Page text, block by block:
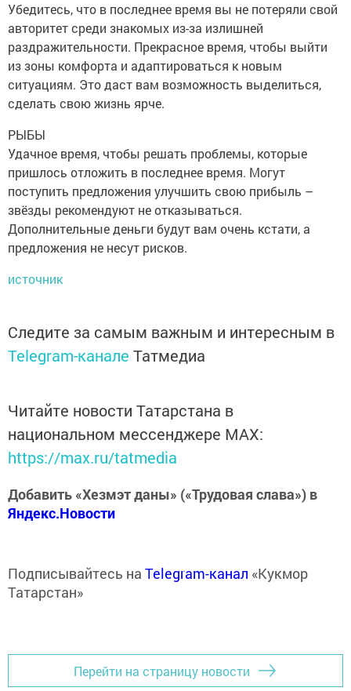
Убедитесь, что в последнее время вы не потеряли свой
авторитет среди знакомых из-за излишней
раздражительности. Прекрасное время, чтобы выйти
из зоны комфорта и адаптироваться к новым
ситуациям. Это даст вам возможность выделиться,
сделать свою жизнь ярче.
РЫБЫ
Удачное время, чтобы решать проблемы, которые
пришлось отложить в последнее время. Могут
поступить предложения улучшить свою прибыль –
звёзды рекомендуют не отказываться.
Дополнительные деньги будут вам очень кстати, а
предложения не несут рисков.
источник
Следите за самым важным и интересным в
Telegram-канале Татмедиа
Читайте новости Татарстана в
национальном мессенджере MАХ:
https://max.ru/tatmedia
Добавить «Хезмэт даны» («Трудовая слава») в
Яндекс.Новости
Подписывайтесь на Telegram-канал «Кукмор
Татарстан»
Перейти на страницу новости